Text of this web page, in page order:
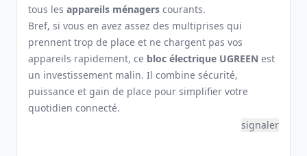
tous les appareils ménagers courants.
Bref, si vous en avez assez des multiprises qui
prennent trop de place et ne chargent pas vos
appareils rapidement, ce bloc électrique UGREEN est
un investissement malin. Il combine sécurité,
puissance et gain de place pour simplifier votre
quotidien connecté.
signaler